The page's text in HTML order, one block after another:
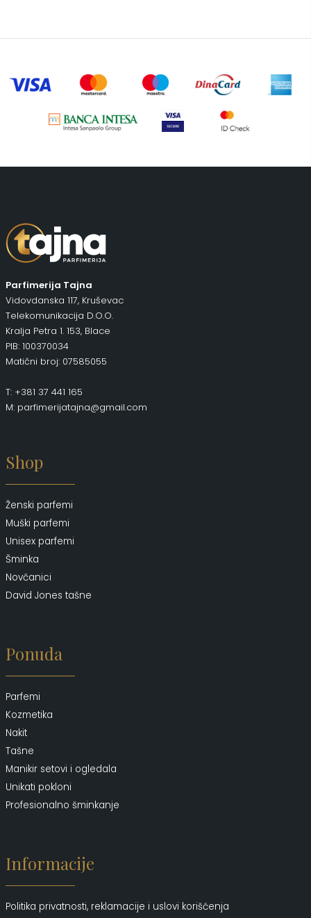
Šminka (187)
Uncategorized (1)
Parfimerija Tajna
Vidovdanska 117, Kruševac
Telekomunikacija D.O.O.
Kralja Petra 1. 153, Blace
PIB: 100370034
Matični broj: 07585055
T: +381 37 441 165
M: parfimerijatajna@gmail.com
Shop
Ženski parfemi
Muški parfemi
Unisex parfemi
Šminka
Novčanici
David Jones tašne
Ponuda
Parfemi
Kozmetika
Nakit
Tašne
Manikir setovi i ogledala
Unikati pokloni
Profesionalno šminkanje
Informacije
Politika privatnosti, reklamacije i uslovi korišćenja